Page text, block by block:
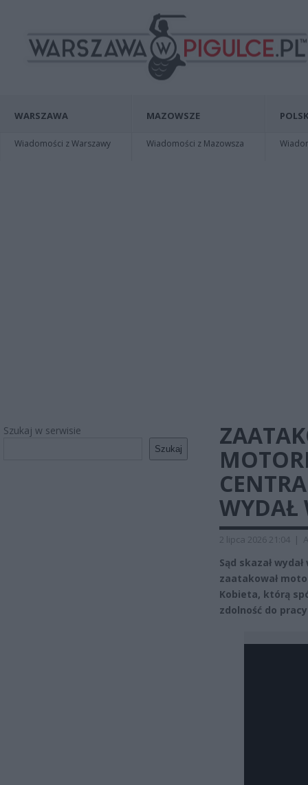
WARSZAWA
Wiadomości z Warszawy
MAZOWSZE
Wiadomości z Mazowsza
Szukaj w serwisie
Szukaj
WYDAŁ
2 lipca 2026 21:04 |
Sąd skazał
zaatakował
Kobieta, którą
zdolność do